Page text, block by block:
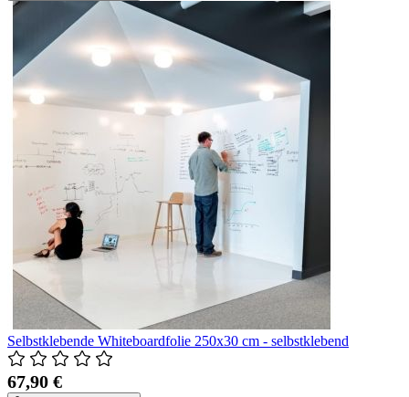
Selbstklebende Whiteboardfolie 250x30 cm - selbstklebend
67,90 €